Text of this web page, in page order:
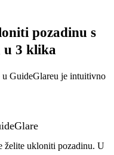
pozadinu s
u 3 klika
GuideGlareu je intuitivno
želite ukloniti pozadinu. U